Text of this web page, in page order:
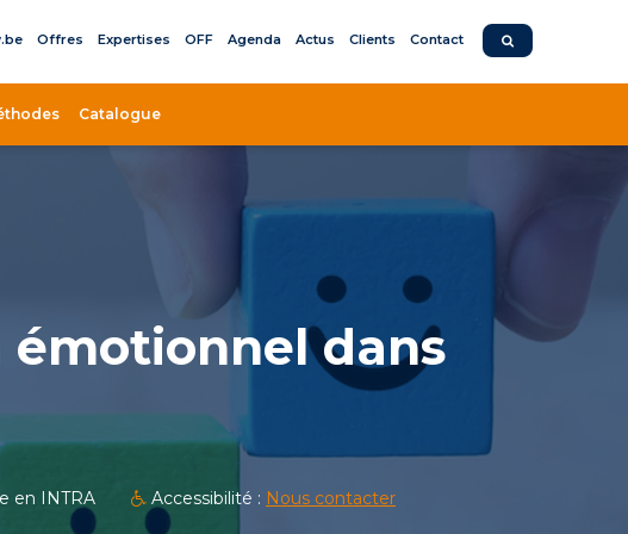
Offres Expertises OFF Agenda Actus Clients Contact
Catalogue
dans
en INTRA Accessibilité : Nous contacter
le storytelling et le design
Formation présentielle